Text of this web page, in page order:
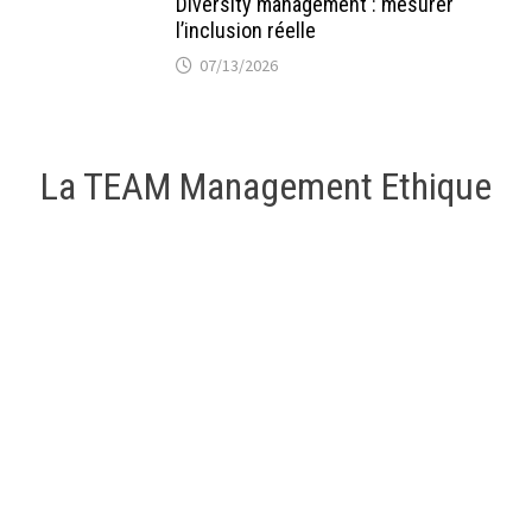
l’inclusion réelle
07/13/2026
La TEAM Management Ethique